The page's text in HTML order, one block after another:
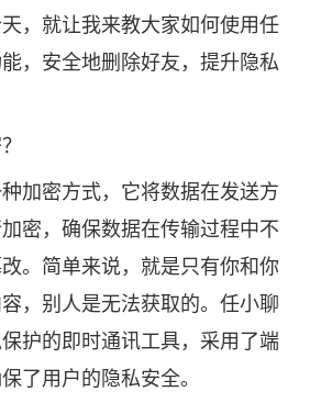
，就让我来教大家如何使用任
，安全地删除好友，提升隐私
加密方式，它将数据在发送方
密，确保数据在传输过程中不
。简单来说，就是只有你和你
，别人是无法获取的。任小聊
护的即时通讯工具，采用了端
了用户的隐私安全。